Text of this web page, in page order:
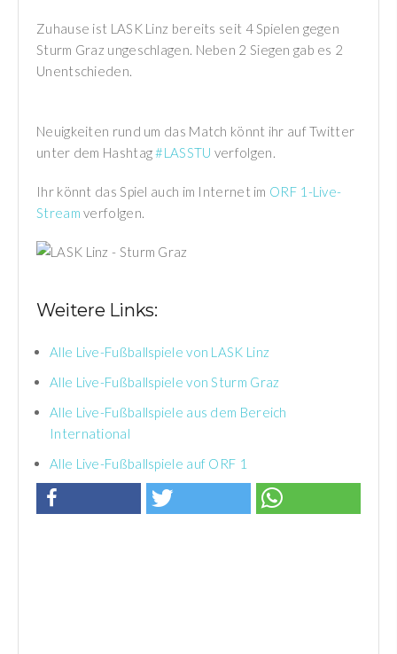
Zuhause ist LASK Linz bereits seit 4 Spielen gegen
Sturm Graz ungeschlagen. Neben 2 Siegen gab es 2
Unentschieden.
Neuigkeiten rund um das Match könnt ihr auf Twitter
unter dem Hashtag#LASSTU verfolgen.
Ihr könnt das Spiel auch im Internet im ORF 1-Live-
Stream verfolgen.
Weitere Links:
Alle Live-Fußballspiele von LASK Linz
Alle Live-Fußballspiele von Sturm Graz
Alle Live-Fußballspiele aus dem Bereich
International
Alle Live-Fußballspiele auf ORF 1